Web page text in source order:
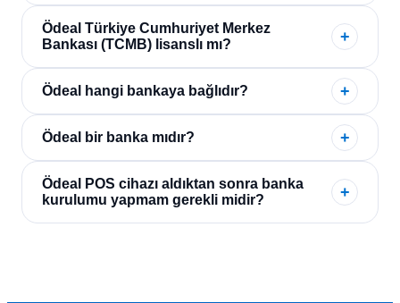
Ödeal Türkiye Cumhuriyet Merkez
Bankası (TCMB) lisanslı mı?
Ödeal hangi bankaya bağlıdır?
Ödeal bir banka mıdır?
Ödeal POS cihazı aldıktan sonra banka
kurulumu yapmam gerekli midir?